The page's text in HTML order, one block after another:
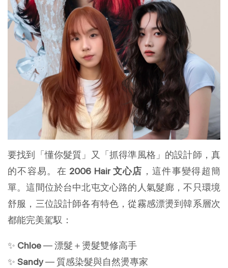
要找到「懂你髮質」又「抓得準風格」的設計師，真
的不容易。在 2006 Hair 文心店 ，這件事變得超簡
單。這間位於台中北屯文心路的人氣髮廊，不只環境
舒服，三位設計師各有特色，從霧感漂燙到韓系層次
都能完美駕馭：
✨ Chloe— 漂髮＋燙髮雙修高手
✨ Sandy— 質感染髮與自然燙專家